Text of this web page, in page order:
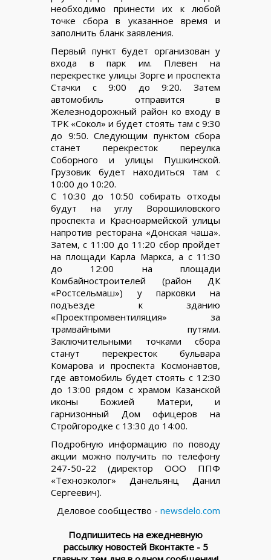
необходимо принести их к любой
точке сбора в указанное время и
заполнить бланк заявления.
Первый пункт будет организован у
входа в парк им. Плевен на
перекрестке улицы Зорге и проспекта
Стачки с 9:00 до 9:20. Затем
автомобиль отправится в
Железнодорожный район ко входу в
ТРК «Сокол» и будет стоять там с 9:30
до 9:50. Следующим пунктом сбора
станет перекресток переулка
Соборного и улицы Пушкинской.
Грузовик будет находиться там с
10:00 до 10:20.
С 10:30 до 10:50 собирать отходы
будут на углу Ворошиловского
проспекта и Красноармейской улицы
напротив ресторана «Донская чаша».
Затем, с 11:00 до 11:20 сбор пройдет
на площади Карла Маркса, а с 11:30
до 12:00 на площади
Комбайностроителей (район ДК
«Ростсельмаш») у парковки на
подъезде к зданию
«Проектпромвентиляция» за
трамвайными путями.
Заключительными точками сбора
станут перекресток бульвара
Комарова и проспекта Космонавтов,
где автомобиль будет стоять с 12:30
до 13:00 рядом с храмом Казанской
иконы Божией Матери, и
гарнизонный Дом офицеров на
Стройгородке с 13:30 до 14:00.
Подробную информацию по поводу
акции можно получить по телефону
247-50-22 (директор ООО ППФ
«Техноэколог» Данельянц Данил
Сергеевич).
Деловое сообщество - newsdelo.com
Подпишитесь на ежедневную
рассылку новостей Вконтакте - 5